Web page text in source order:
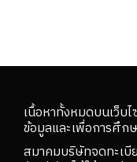
เนื้อหาทั้งหมดบนเว็บ
ข้อมูลและเพื่อการศึก
สมาคมบริษัทจดทะเบี